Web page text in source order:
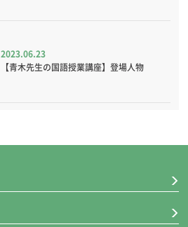
2023.06.23
【青木先生の国語授業講座】登場人物